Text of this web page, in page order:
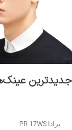
جدیدترین
پرادا PR 17WS